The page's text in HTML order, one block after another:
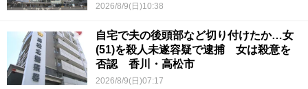
2026/8/9(日)10:38
自宅で夫の後頭部など切り付けたか…女
(51)を殺人未遂容疑で逮捕 女は殺意を
否認 香川・高松市
2026/8/9(日)07:17